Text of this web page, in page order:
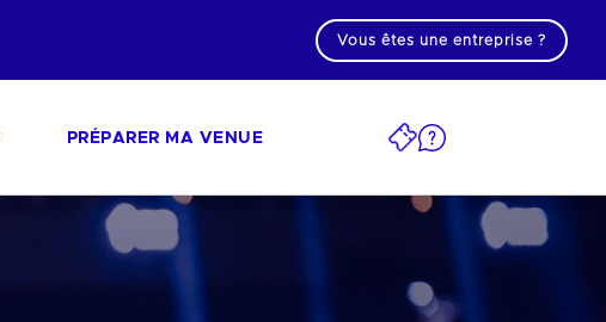
Vous êtes une entreprise ?
PRÉPARER MA VENUE